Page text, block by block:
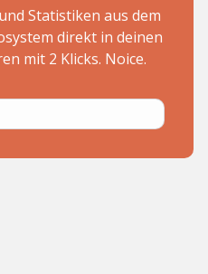
Statistiken aus dem
direkt in deinen
mit 2 Klicks. Noice.